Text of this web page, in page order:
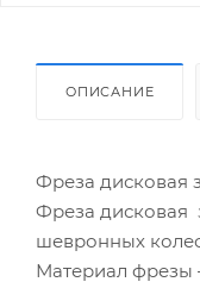
ОПИСАНИЕ
Фреза дисковая
Фреза дисковая
шевронных
Материал фрезы